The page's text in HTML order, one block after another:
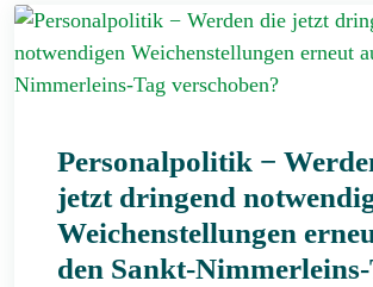
Personalpolitik −
jetzt dringend
Weichenstellungen
den Sankt-